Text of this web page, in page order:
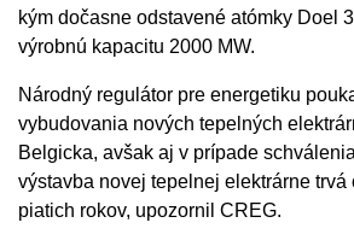
kým dočasne odstavené atómky Doel
výrobnú kapacitu 2000 MW.
Národný regulátor pre energetiku
vybudovania nových tepelných
Belgicka, avšak aj v prípade
výstavba novej tepelnej elektrárne trvá
piatich rokov, upozornil CREG.